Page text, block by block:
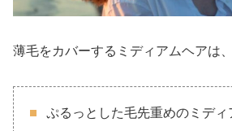
薄毛をカバーするミディアムヘアは
ぷるっとした毛先重めのミディ